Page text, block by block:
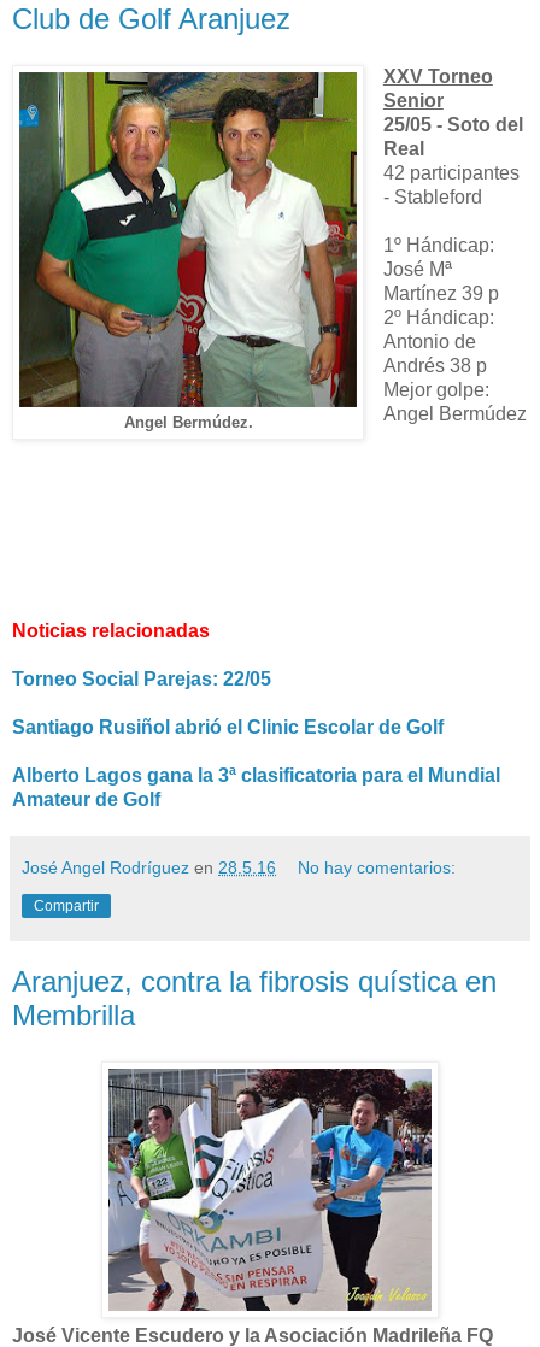
Club de Golf Aranjuez
Angel Bermúdez.
XXV Torneo
Senior
25/05 - Soto del
Real
42 participantes
- Stableford
1º Hándicap:
José Mª
Martínez 39 p
2º Hándicap:
Antonio de
Andrés 38 p
Mejor golpe:
Angel Bermúdez
Noticias relacionadas
Torneo Social Parejas: 22/05
Santiago Rusiñol abrió el Clinic Escolar de Golf
Alberto Lagos gana la 3ª clasificatoria para el Mundial
Amateur de Golf
José Angel Rodríguez en 28.5.16 No hay comentarios:
Compartir
Aranjuez, contra la fibrosis quística en
Membrilla
José Vicente Escudero y la Asociación Madrileña FQ